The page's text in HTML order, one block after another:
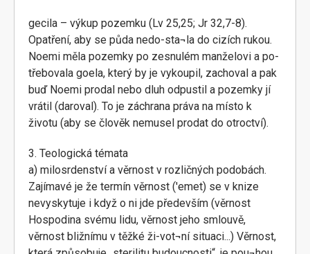
gecila – výkup pozemku (Lv 25,25; Jr 32,7-8).
Opatření, aby se půda nedo-sta¬la do cizích rukou.
Noemi měla pozemky po zesnulém manželovi a po-
třebovala goela, který by je vykoupil, zachoval a pak
buď Noemi prodal nebo dluh odpustil a pozemky jí
vrátil (daroval). To je záchrana práva na místo k
životu (aby se člověk nemusel prodat do otroctví).
3. Teologická témata
a) milosrdenství a věrnost v rozličných podobách.
Zajímavé je že termín věrnost ('emet) se v knize
nevyskytuje i když o ni jde především (věrnost
Hospodina svému lidu, věrnost jeho smlouvě,
věrnost bližnímu v těžké ži-vot¬ní situaci...) Věrnost,